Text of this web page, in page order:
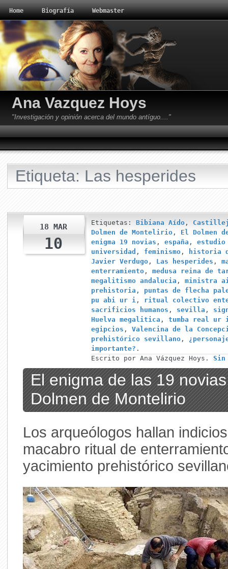
Home Biografía Webmaster
Ana Vazquez Hoys
"Investigación y opinión acerca del mundo antíguo...."
Etiqueta: Las hesperides
18 MAR
10
Etiquetas: Bibiana Aído,
Dolmen de Montelirio, El Dolmen
enigma 19 novias , españa , estudio
universidad , feminismo,
historia
Javier Verdugo, Las hesperides ,
enterramiento, medusa reina de
megalitismo andalucia , ministra
prehistoria , puntas de flecha
pu abi ur i, ritual colectivo
sacrificios humanos , sevilla ,
Huelva megalitica , tumba real ur
egipcios , Valencina de la
prehistórico sevillano,
importante? .
Escrito por Ana Vázquez Hoys. Sin
El enigma de las 19
Dolmen de Montelirio
Los arqueólogos hallan
macabro ritual de
yacimiento prehistórico